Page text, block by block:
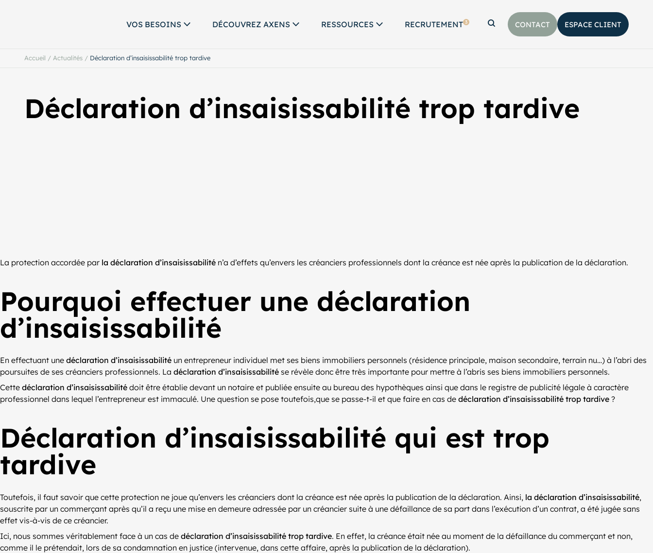
VOS BESOINS DÉCOUVREZ AXENS RESSOURCES RECRUTEMENT 3
Afficher la barre de recherche
CONTACT ESPACE CLIENT
Accueil / Actualités / Déclaration d’insaisissabilité trop tardive
Déclaration d’insaisissabilité trop tardive
La protection accordée par la déclaration d’insaisissabilité n’a d’effets qu’envers les créanciers professionnels dont la créance est née après la publication de la déclaration.
Pourquoi effectuer une déclaration
d’insaisissabilité
En effectuant une déclaration d’insaisissabilité un entrepreneur individuel met ses biens immobiliers personnels (résidence principale, maison secondaire, terrain nu…) à l’abri des
poursuites de ses créanciers professionnels. La déclaration d’insaisissabilité se révèle donc être très importante pour mettre à l’abris ses biens immobiliers personnels.
Cette déclaration d’insaisissabilité doit être établie devant un notaire et publiée ensuite au bureau des hypothèques ainsi que dans le registre de publicité légale à caractère
professionnel dans lequel l’entrepreneur est immaculé. Une question se pose toutefois,que se passe-t-il et que faire en cas de déclaration d’insaisissabilité trop tardive ?
Déclaration d’insaisissabilité qui est trop
tardive
Toutefois, il faut savoir que cette protection ne joue qu’envers les créanciers dont la créance est née après la publication de la déclaration. Ainsi, la déclaration d’insaisissabilité,
souscrite par un commerçant après qu’il a reçu une mise en demeure adressée par un créancier suite à une défaillance de sa part dans l’exécution d’un contrat, a été jugée sans
effet vis-à-vis de ce créancier.
Ici, nous sommes véritablement face à un cas de déclaration d’insaisissabilité trop tardive. En effet, la créance était née au moment de la défaillance du commerçant et non,
comme il le prétendait, lors de sa condamnation en justice (intervenue, dans cette affaire, après la publication de la déclaration).